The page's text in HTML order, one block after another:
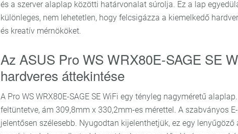
és a szerver alaplap közötti határvonalat súrolja. Ez a lap
különleges, nem lehetetlen, hogy felcsigázza a kiemelkedő
és kreatív mérnököket.
Az ASUS Pro WS WRX80E-SAGE SE
hardveres áttekintése
A Pro WS WRX80E-SAGE SE WiFi egy tényleg nagyméretű
feltüntetve, ám 309,8mm x 330,2mm-es mérettel. A szabványos
jelentősen szélesebb. Nyugodtan kijelenthetjük, ez egy